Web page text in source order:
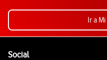
Ir a
SocialEnlaces a las redes